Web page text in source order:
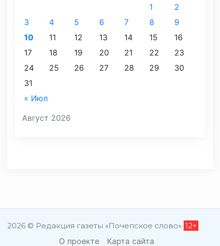
Август 2026
« Июл
1
2
3
4 5 6 7 8
9
10
11 12 13 14 15
16
17
18 19 20 21 22
23
24
25 26 27 28 29
30
31
2026 © Редакция газеты «Почепское слово» 12+
О проекте Карта сайта